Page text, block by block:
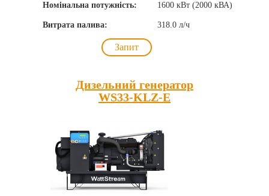
Номінальна потужність: 1600 кВт (2000 кВА)
Витрата палива: 318.0 л/ч
Запит
Дизельний генератор
WS33-KLZ-E